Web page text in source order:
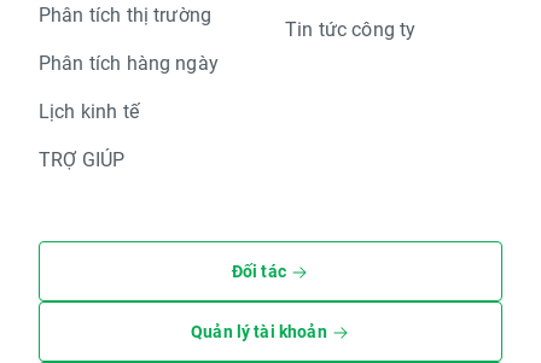
Phân tích thị trường
Phân tích hàng ngày
Lịch kinh tế
TRỢ GIÚP
Tin tức công ty
Đối tác
Quản lý tài khoản